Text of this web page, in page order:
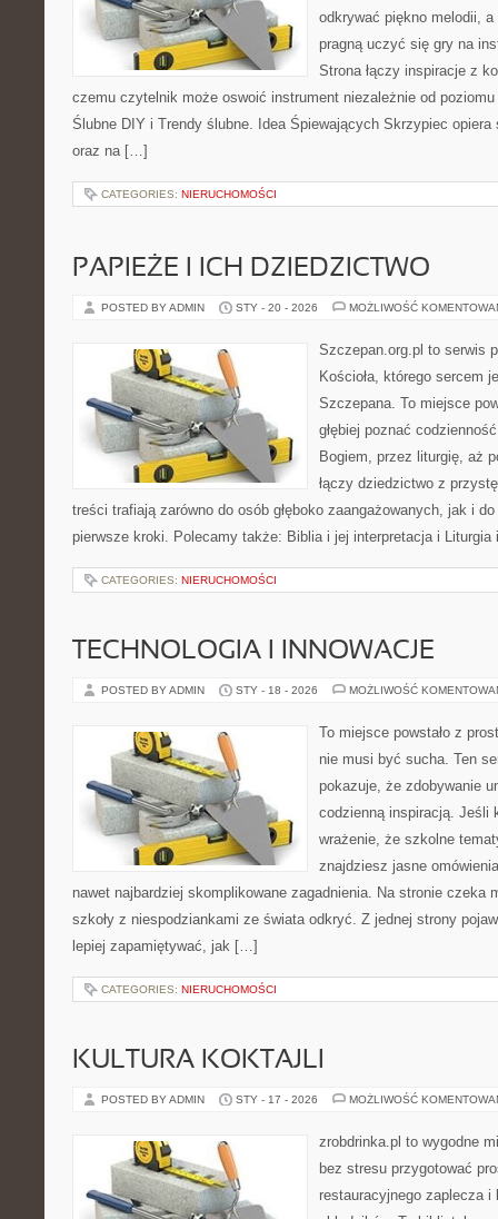
odkrywać piękno melodii,
pragną uczyć się gry na
Strona łączy inspiracje z
czemu czytelnik może oswoić instrument niezależnie od
Ślubne DIY i Trendy ślubne. Idea Śpiewających Skrzypiec opiera
oraz na […]
CATEGORIES: NIERUCHOMOŚCI
PAPIEŻE I ICH DZIEDZICTWO
POSTED BY ADMIN STY - 20 - 2026 MOŻLIWOŚĆ
Szczepan.org.pl to serwis
Kościoła, którego sercem
Szczepana. To miejsce
głębiej poznać
Bogiem, przez liturgię, aż
łączy dziedzictwo z
treści trafiają zarówno do osób głęboko zaangażowanych, jak i
pierwsze kroki. Polecamy także: Biblia i jej interpretacja i
CATEGORIES: NIERUCHOMOŚCI
TECHNOLOGIA I INNOWACJE
POSTED BY ADMIN STY - 18 - 2026 MOŻLIWOŚĆ
To miejsce powstało z
nie musi być sucha. Ten
pokazuje, że zdobywanie
codzienną inspiracją. Jeśli
wrażenie, że szkolne
znajdziesz jasne
nawet najbardziej skomplikowane zagadnienia. Na stronie czeka
szkoły z niespodziankami ze świata odkryć. Z jednej strony
lepiej zapamiętywać, jak […]
CATEGORIES: NIERUCHOMOŚCI
KULTURA KOKTAJLI
POSTED BY ADMIN STY - 17 - 2026 MOŻLIWOŚĆ
zrobdrinka.pl to wygodne
bez stresu przygotować
restauracyjnego zaplecza